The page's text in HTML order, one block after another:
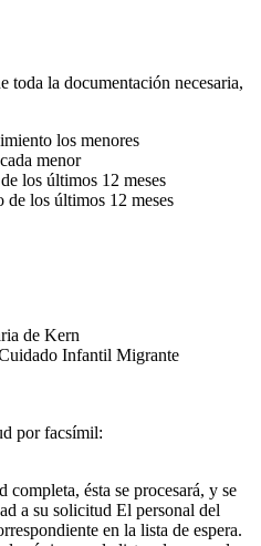
la documentación necesaria,
los menores
menor
los últimos 12 meses
los últimos 12 meses
de Kern
Infantil Migrante
por facsímil:
ésta se procesará, y se
a su solicitud El personal del
en la lista de espera.